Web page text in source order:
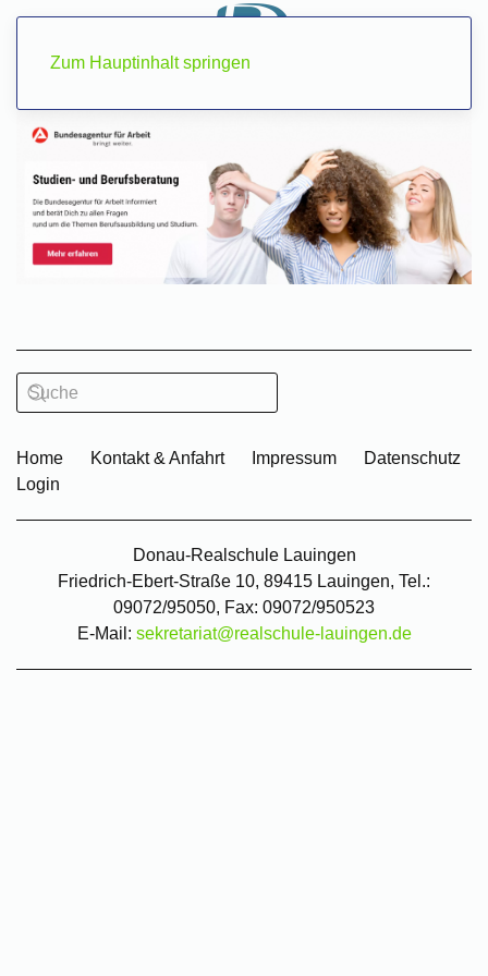
Zum Hauptinhalt springen
Home Kontakt & Anfahrt Impressum
Datenschutz
Login
Donau-Realschule Lauingen
Friedrich-Ebert-Straße 10, 89415 Lauingen, Tel.:
09072/95050, Fax: 09072/950523
E-Mail: sekretariat@realschule-lauingen.de